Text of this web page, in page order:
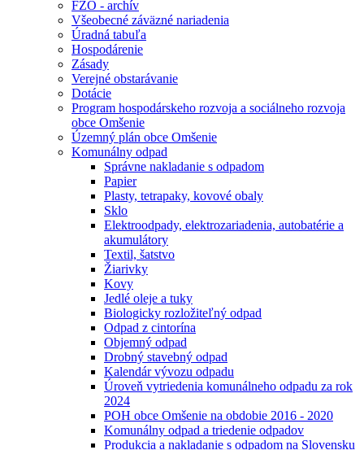
FZO - archív
Všeobecné záväzné nariadenia
Úradná tabuľa
Hospodárenie
Zásady
Verejné obstarávanie
Dotácie
Program hospodárskeho rozvoja a sociálneho rozvoja
obce Omšenie
Územný plán obce Omšenie
Komunálny odpad
Správne nakladanie s odpadom
Papier
Plasty, tetrapaky, kovové obaly
Sklo
Elektroodpady, elektrozariadenia, autobatérie a
akumulátory
Textil, šatstvo
Žiarivky
Kovy
Jedlé oleje a tuky
Biologicky rozložiteľný odpad
Odpad z cintorína
Objemný odpad
Drobný stavebný odpad
Kalendár vývozu odpadu
Úroveň vytriedenia komunálneho odpadu za rok
2024
POH obce Omšenie na obdobie 2016 - 2020
Komunálny odpad a triedenie odpadov
Produkcia a nakladanie s odpadom na Slovensku